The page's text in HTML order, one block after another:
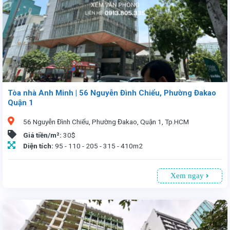
Tòa nhà Anh Minh | 56 Nguyễn Đình Chiểu, Phường Đakao
Quận 1
56 Nguyễn Đình Chiểu, Phường Đakao, Quận 1, Tp.HCM
Giá tiền/m²: 30$
Diện tích: 95 - 110 - 205 - 315 - 410m2
Xem ngay